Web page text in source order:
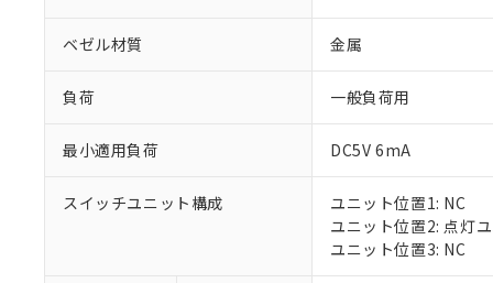
ベゼル材質 金属
負荷 一般負荷用
最小適用負荷 DC5V 6mA
スイッチユニット構成
ユニット位置1: NC
ユニット位置2: 点灯
ユニット位置3: NC